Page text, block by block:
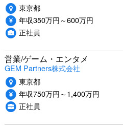
東京都
年収350万円～600万円
正社員
営業/ゲーム・エンタメ
GEM Partners株式会社
東京都
年収750万円～1,400万円
正社員